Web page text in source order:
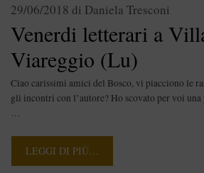
Venerdi letterari a
Viareggio (Lu)
29/06/2018 di Daniela Tresconi
Ciao carissimi amici del Bosco, vi piacciono le
gli incontri con l’autore? Ho scovato per voi una
…
LEGGI DI PIÙ…